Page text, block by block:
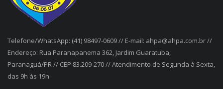
Telefone/WhatsApp: (41) 98497-0609 // E-mail: ahpa@ahpa.com.br //
Endereço: Rua Paranapanema 362, Jardim Guaratuba,
Paranaguá/PR // CEP 83.209-270 // Atendimento de Segunda à Sexta,
das 9h às 19h